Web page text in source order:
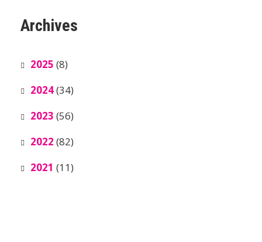
Archives
2025 (8)
2024(34)
2023 (56)
2022 (82)
2021 (11)